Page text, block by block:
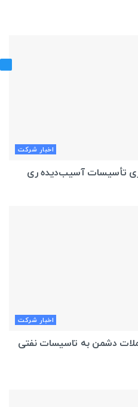
اخبار شركت
تأسیسات آسیب‌دیده ری
اخبار شركت
دشمن به تاسیسات نفتی